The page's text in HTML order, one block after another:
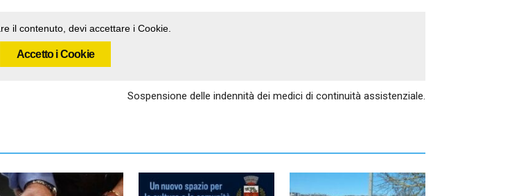
il contenuto, devi accettare i Cookie.
Accetto i Cookie
Sospensione delle indennità dei medici di continuità assistenziale.